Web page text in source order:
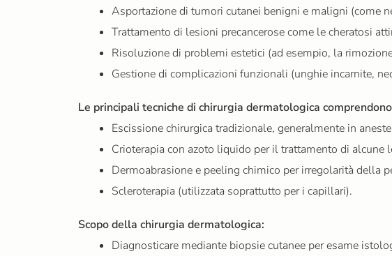
Asportazione di tumori cutanei benigni e maligni (come
Trattamento di lesioni precancerose come le cheratosi
Risoluzione di problemi estetici (ad esempio, la
Gestione di complicazioni funzionali (unghie incarnite,
Le principali tecniche di chirurgia dermatologica
Escissione chirurgica tradizionale, generalmente in
Crioterapia con azoto liquido per il trattamento di alcune
Dermoabrasione e peeling chimico per irregolarità della
Scleroterapia (utilizzata soprattutto per i capillari).
Scopo della chirurgia dermatologica:
Diagnosticare mediante biopsie cutanee per esame